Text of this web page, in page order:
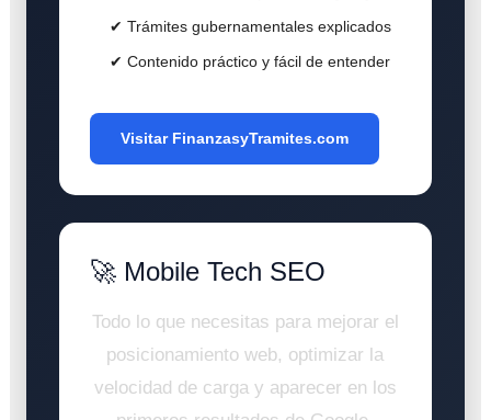
✔ Trámites gubernamentales explicados
✔ Contenido práctico y fácil de entender
Visitar FinanzasyTramites.com
🚀 Mobile Tech SEO
Todo lo que necesitas para mejorar el
posicionamiento web, optimizar la
velocidad de carga y aparecer en los